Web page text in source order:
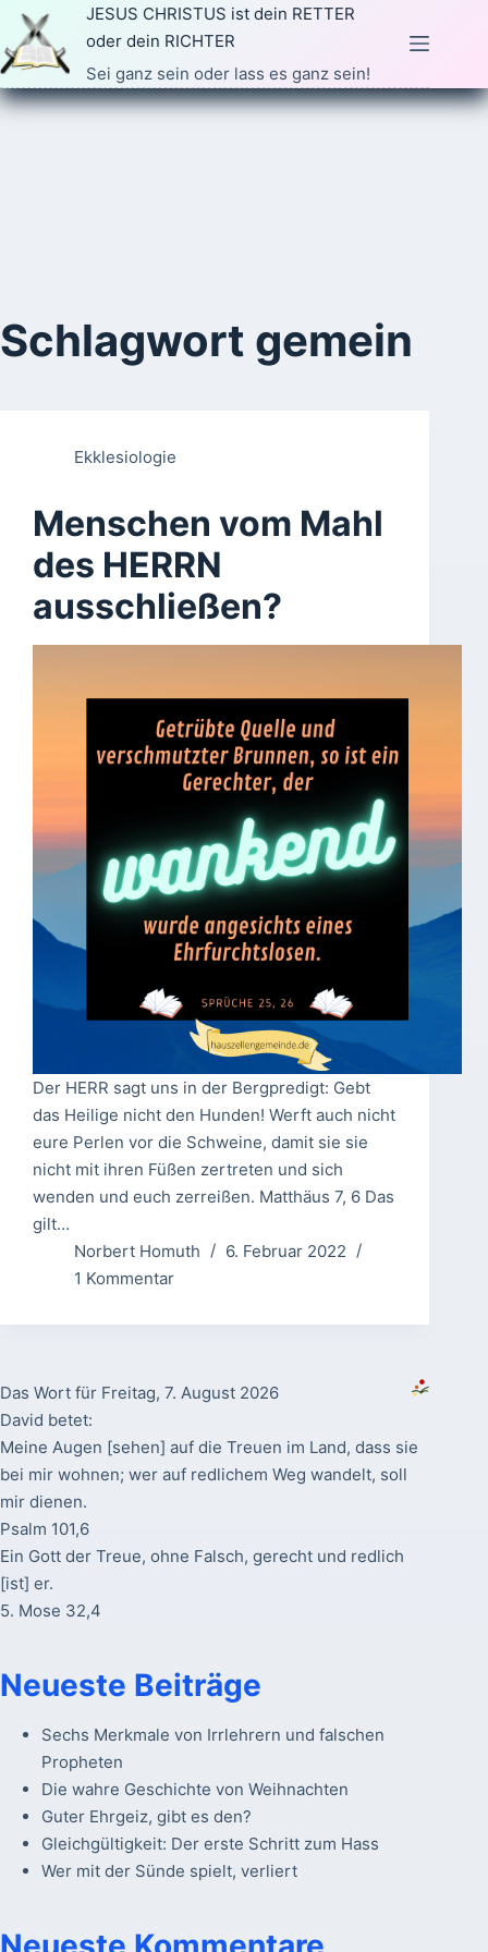
Zum
Inhalt
springen
JESUS CHRISTUS ist dein RETTER
oder dein RICHTER
Sei ganz sein oder lass es ganz sein!
Schlagwort gemein
Ekklesiologie
Menschen vom Mahl
des HERRN
ausschließen?
Der HERR sagt uns in der Bergpredigt: Gebt
das Heilige nicht den Hunden! Werft auch nicht
eure Perlen vor die Schweine, damit sie sie
nicht mit ihren Füßen zertreten und sich
wenden und euch zerreißen. Matthäus 7, 6 Das
gilt…
Norbert Homuth
6. Februar 2022
1 Kommentar
Das Wort für Freitag, 7. August 2026
David betet:
Meine Augen [sehen] auf die Treuen im Land, dass sie
bei mir wohnen; wer auf redlichem Weg wandelt, soll
mir dienen.
Psalm 101,6
Ein Gott der Treue, ohne Falsch, gerecht und redlich
[ist] er.
5. Mose 32,4
Neueste Beiträge
Sechs Merkmale von Irrlehrern und falschen
Propheten
Die wahre Geschichte von Weihnachten
Guter Ehrgeiz, gibt es den?
Gleichgültigkeit: Der erste Schritt zum Hass
Wer mit der Sünde spielt, verliert